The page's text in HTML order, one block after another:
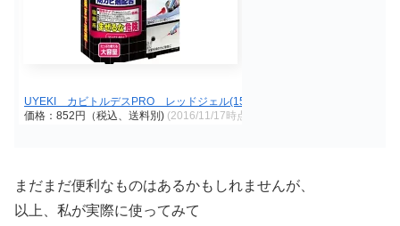
UYEKI カビトルデスPRO レッドジェル(150g)
価格：852円（税込、送料別) (2016/11/17時点)
まだまだ便利なものはあるかもしれませんが、
以上、私が実際に使ってみて